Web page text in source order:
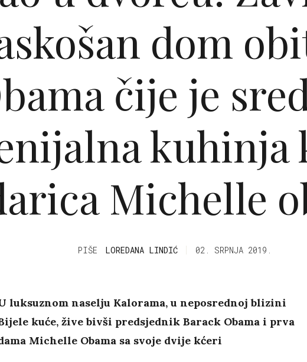
dom
čije je
kuhinja
Michelle
PIŠE LOREDANA LINDIĆ 02. SRPNJA 2019.
luksuznom naselju Kalorama, u neposrednoj blizini
kuće, žive bivši predsjednik Barack Obama i prva
Michelle Obama sa svoje dvije kćeri